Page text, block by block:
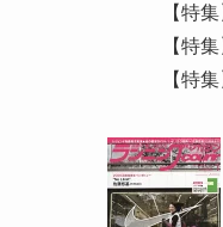
【特
【特
【特